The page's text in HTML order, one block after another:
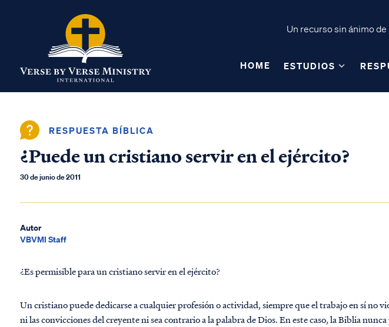
Un recurso sin ánimo
HOME ESTUDIOS
RESPUESTA BÍBLICA
¿Puede un cristiano servir en el ejército?
30 de junio de 2011
Autor
VBVMI Staff
¿Es permisible para un cristiano servir en el ejército?
Un cristiano puede dedicarse a cualquier profesión o actividad, siempre que el trabajo en sí no
ni las convicciones del creyente ni sea contrario a la palabra de Dios. En este caso, la Biblia